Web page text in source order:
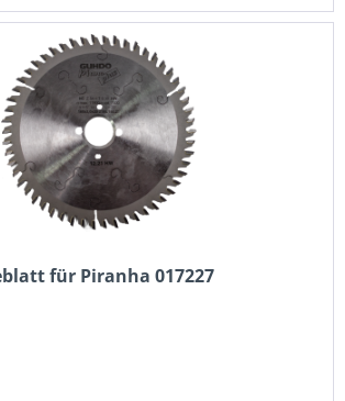
für Piranha 017227